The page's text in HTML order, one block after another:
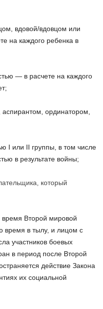
вдовой/вдовцом или
на каждого ребенка в
— в расчете на каждого
ординатором,
I или II группы, в том числе
в результате войны;
который
Второй мировой
время в тылу, и лицом с
участников боевых
в период после Второй
действие Закона
их социальной